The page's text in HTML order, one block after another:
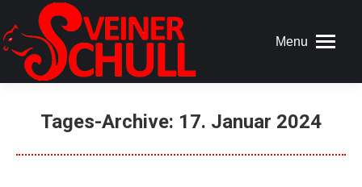
Menu
Tages-Archive: 17. Januar 2024